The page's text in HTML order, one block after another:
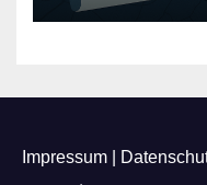
Impressum